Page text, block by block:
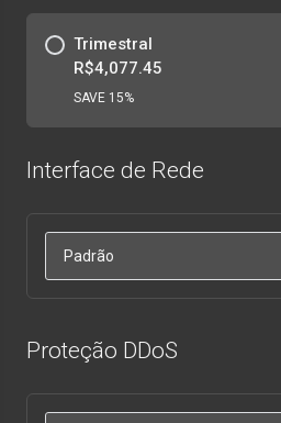
Trimestral
R$4,077.45
SAVE 15%
Interface de Rede
Proteção DDoS